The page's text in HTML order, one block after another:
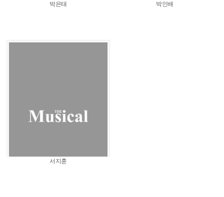
박은태 박인배
서지훈